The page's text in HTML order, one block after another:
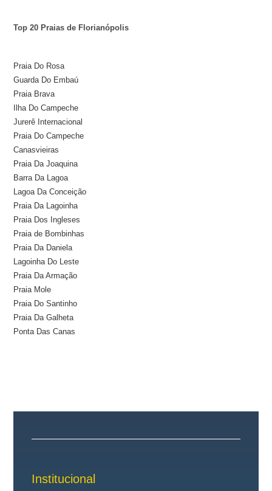
Top 20 Praias de Florianópolis
Praia Do Rosa
Guarda Do Embaú
Praia Brava
Ilha Do Campeche
Jurerê Internacional
Praia Do Campeche
Canasvieiras
Praia Da Joaquina
Barra Da Lagoa
Lagoa Da Conceição
Praia Da Lagoinha
Praia Dos Ingleses
Praia de Bombinhas
Praia Da Daniela
Lagoinha Do Leste
Praia Da Armação
Praia Mole
Praia Do Santinho
Praia Da Galheta
Ponta Das Canas
Institucional